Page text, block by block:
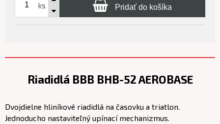
ks Pridať do košíka
Riadidlá BBB BHB-52 AEROBASE
Dvojdielne hliníkové riadidlá na časovku a triatlon.
Jednoducho nastaviteľný upínací mechanizmus.